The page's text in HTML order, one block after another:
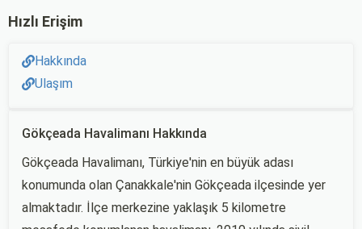
Hızlı Erişim
Hakkında
Ulaşım
Gökçeada Havalimanı Hakkında
Gökçeada Havalimanı, Türkiye'nin en büyük adası
konumunda olan Çanakkale'nin Gökçeada ilçesinde yer
almaktadır. İlçe merkezine yaklaşık 5 kilometre